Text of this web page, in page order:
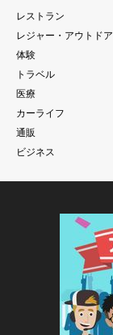
レストラン
レジャー・アウトドア
体験
トラベル
医療
カーライフ
通販
ビジネス